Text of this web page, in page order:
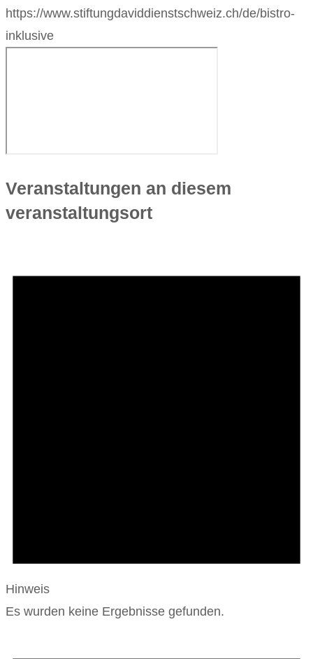
https://www.stiftungdaviddienstschweiz.ch/de/bistro-
inklusive
Veranstaltungen an diesem
veranstaltungsort
Hinweis
Es wurden keine Ergebnisse gefunden.